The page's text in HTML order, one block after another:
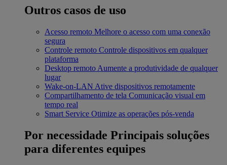
Outros casos de uso
Acesso remoto Melhore o acesso com uma conexão
segura
Controle remoto Controle dispositivos em qualquer
plataforma
Desktop remoto Aumente a produtividade de qualquer
lugar
Wake-on-LAN Ative dispositivos remotamente
Compartilhamento de tela Comunicação visual em
tempo real
Smart Service Otimize as operações pós-venda
Por necessidade Principais soluções
para diferentes equipes